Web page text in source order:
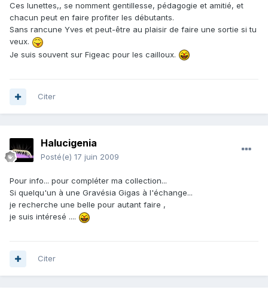
Ces lunettes,, se nomment gentillesse, pédagogie et amitié, et
chacun peut en faire profiter les débutants.
Sans rancune Yves et peut-être au plaisir de faire une sortie si tu
veux.
Je suis souvent sur Figeac pour les cailloux.
Citer
Halucigenia
Posté(e) 17 juin 2009
Pour info... pour compléter ma collection...
Si quelqu'un à une Gravésia Gigas à l'échange...
je recherche une belle pour autant faire ,
je suis intéresé ....
Citer